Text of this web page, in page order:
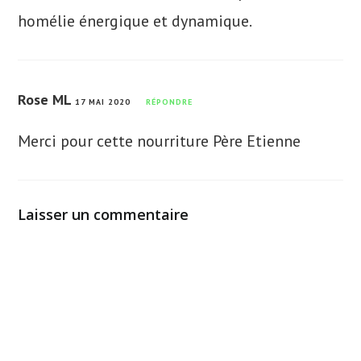
homélie énergique et dynamique.
Rose ML 17 MAI 2020 RÉPONDRE
Merci pour cette nourriture Père Etienne
Laisser un commentaire